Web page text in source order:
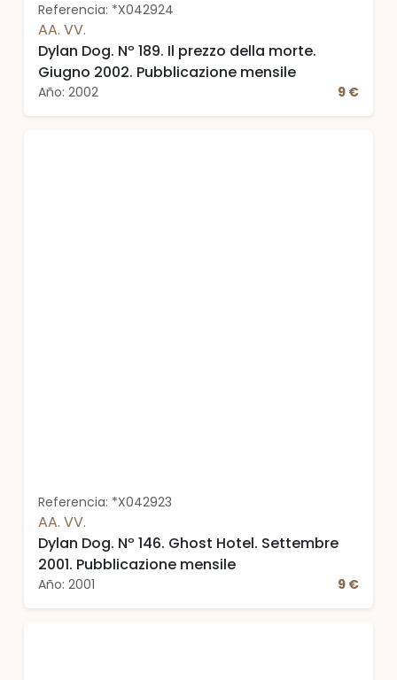
Referencia: *X042924
AA. VV.
Dylan Dog. Nº 189. Il prezzo della morte.
Giugno 2002. Pubblicazione mensile
Año: 2002 9 €
Referencia: *X042923
AA. VV.
Dylan Dog. Nº 146. Ghost Hotel. Settembre
2001. Pubblicazione mensile
Año: 2001 9 €